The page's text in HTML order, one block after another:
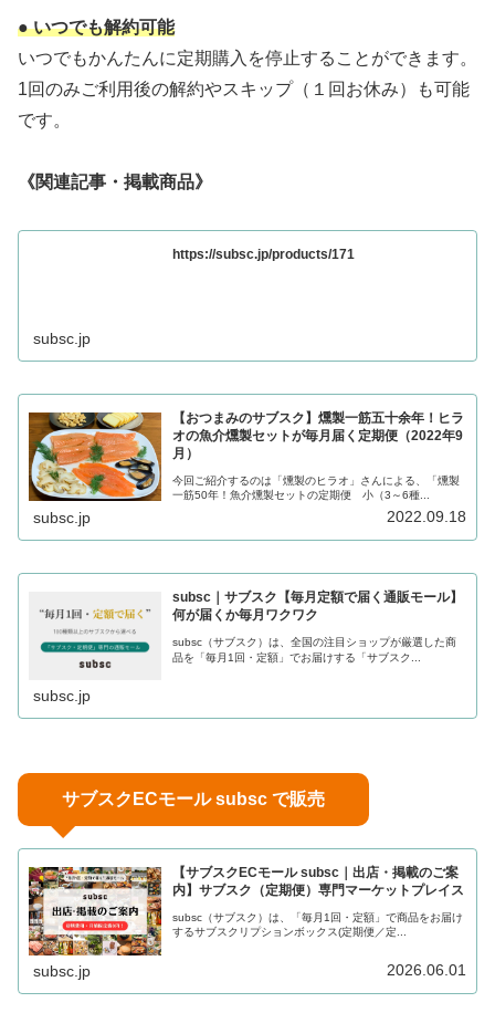
● いつでも解約可能
いつでもかんたんに定期購入を停止することができます。
1回のみご利用後の解約やスキップ（１回お休み）も可能
です。
《関連記事・掲載商品》
https://subsc.jp/products/171
subsc.jp
【おつまみのサブスク】燻製一筋五十余年！ヒラ
オの魚介燻製セットが毎月届く定期便（2022年9
月）
今回ご紹介するのは「燻製のヒラオ」さんによる、「燻製
一筋50年！魚介燻製セットの定期便 小（3～6種...
subsc.jp 2022.09.18
subsc｜サブスク【毎月定額で届く通販モール】
何が届くか毎月ワクワク
subsc（サブスク）は、全国の注目ショップが厳選した商
品を「毎月1回・定額」でお届けする「サブスク...
subsc.jp
サブスクECモール subsc で販売
【サブスクECモール subsc｜出店・掲載のご案
内】サブスク（定期便）専門マーケットプレイス
subsc（サブスク）は、「毎月1回・定額」で商品をお届け
するサブスクリプションボックス(定期便／定...
subsc.jp 2026.06.01